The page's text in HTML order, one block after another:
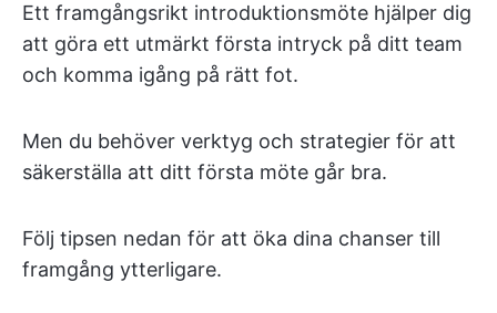
Ett framgångsrikt introduktionsmöte hjälper dig
att göra ett utmärkt första intryck på ditt team
och komma igång på rätt fot.
Men du behöver verktyg och strategier för att
säkerställa att ditt första möte går bra.
Följ tipsen nedan för att öka dina chanser till
framgång ytterligare.